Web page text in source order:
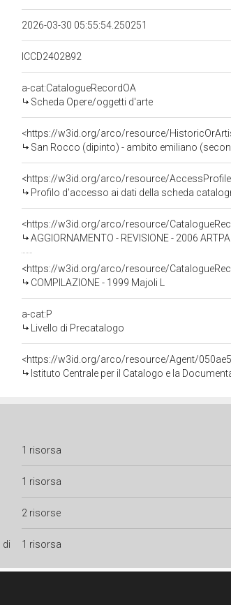
2026-03-30 05:55:54.250251
ICCD2402892
a-cat:CatalogueRecordOA
Scheda Opere/oggetti d'arte
<https://w3id.org/arco/resource/
San Rocco (dipinto) - ambito emiliano
<https://w3id.org/arco/resource/
Profilo d'accesso ai dati della scheda
<https://w3id.org/arco/resource/
AGGIORNAMENTO - REVISIONE - 2006
<https://w3id.org/arco/resource/
COMPILAZIONE - 1999 Majoli L
a-cat:P
Livello di Precatalogo
<https://w3id.org/arco/resource/Agent/
Istituto Centrale per il Catalogo e la
1 risorsa
1 risorsa
2 risorse
di 1 risorsa